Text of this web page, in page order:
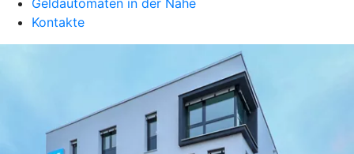
Geldautomaten in der Nähe
Kontakte